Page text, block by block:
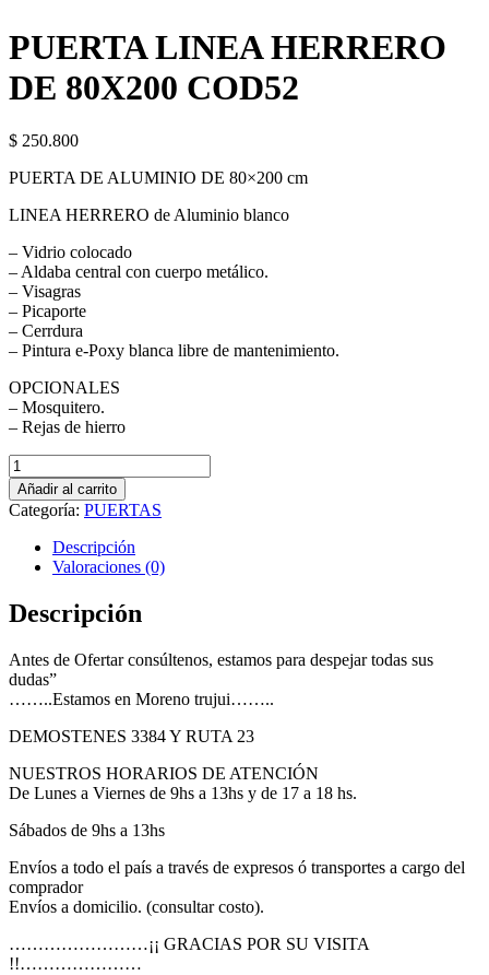
PUERTA LINEA HERRERO
DE 80X200 COD52
$ 250.800
PUERTA DE ALUMINIO DE 80×200 cm
LINEA HERRERO de Aluminio blanco
– Vidrio colocado
– Aldaba central con cuerpo metálico.
– Visagras
– Picaporte
– Cerrdura
– Pintura e-Poxy blanca libre de mantenimiento.
OPCIONALES
– Mosquitero.
– Rejas de hierro
PUERTA
LINEA
HERRERO
DE
80X200
COD52
cantidad
Añadir al carrito
Categoría: PUERTAS
Descripción
Valoraciones (0)
Descripción
Antes de Ofertar consúltenos, estamos para despejar todas sus
dudas”
……..Estamos en Moreno trujui……..
DEMOSTENES 3384 Y RUTA 23
NUESTROS HORARIOS DE ATENCIÓN
De Lunes a Viernes de 9hs a 13hs y de 17 a 18 hs.
Sábados de 9hs a 13hs
Envíos a todo el país a través de expresos ó transportes a cargo del
comprador
Envíos a domicilio. (consultar costo).
……………………¡¡ GRACIAS POR SU VISITA
!!…………………